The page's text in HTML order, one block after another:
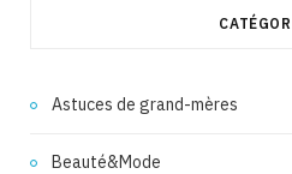
Astuces de grand-mères
Beauté&Mode